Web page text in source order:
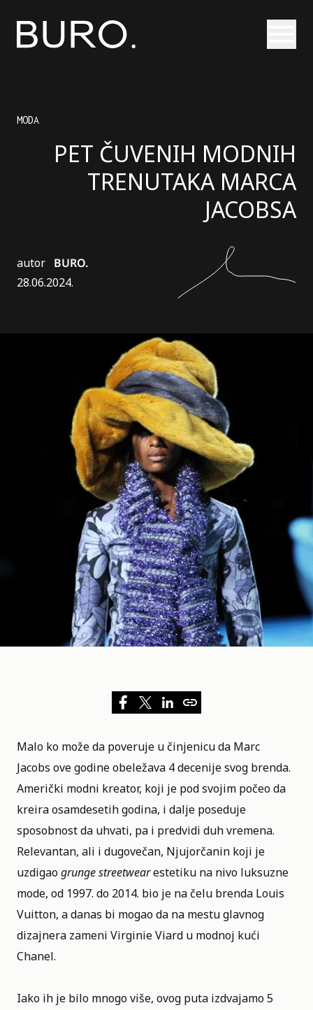
MODA
PET ČUVENIH MODNIH
TRENUTAKA MARCA
JACOBSA
autor BURO.
28.06.2024.
Malo ko može da poveruje u činjenicu da Marc
Jacobs ove godine obeležava 4 decenije svog brenda.
Američki modni kreator, koji je pod svojim počeo da
kreira osamdesetih godina, i dalje poseduje
sposobnost da uhvati, pa i predvidi duh vremena.
Relevantan, ali i dugovečan, Njujorčanin koji je
uzdigaogrunge streetwearestetiku na nivo luksuzne
mode, od 1997. do 2014. bio je na čelu brenda Louis
Vuitton, adanas bi mogao da na mestu glavnog
dizajnera zameni Virginie Viard u modnoj kući
Chanel.
Iako ih je bilo mnogo više, ovog puta izdvajamo 5